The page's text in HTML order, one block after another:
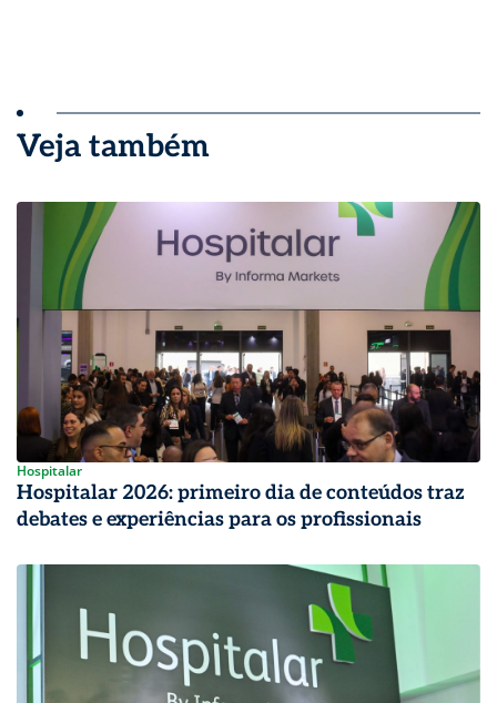
Veja também
Hospitalar
Hospitalar 2026: primeiro dia de conteúdos traz
debates e experiências para os profissionais